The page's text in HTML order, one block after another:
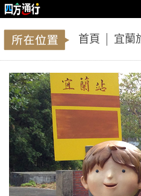
首頁 宜蘭